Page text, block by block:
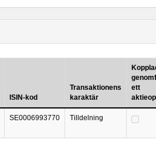
ISIN-kod
Transaktionens
karaktär
ett
SE0006993770 Tilldelning